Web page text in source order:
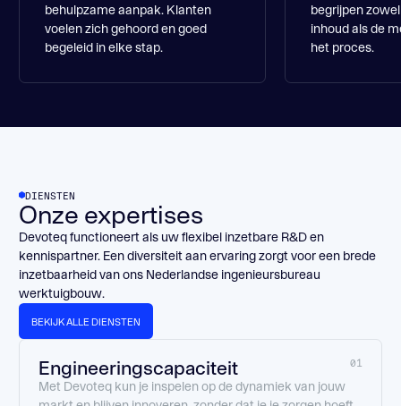
behulpzame aanpak. Klanten
voelen zich gehoord en goed
begeleid in elke stap.
begrijpen
inhoud als de
het proces.
DIENSTEN
Onze expertises
Devoteq functioneert als uw flexibel inzetbare R&D en
kennispartner. Een diversiteit aan ervaring zorgt voor een brede
inzetbaarheid van ons Nederlandse ingenieursbureau
werktuigbouw.
BEKIJK ALLE DIENSTEN
Engineeringscapaciteit 01
Met Devoteq kun je inspelen op de dynamiek van jouw